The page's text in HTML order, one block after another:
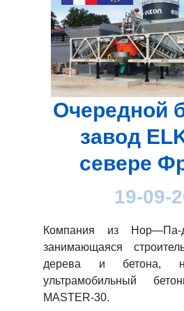
Очередной
завод
севере
19-09-
Компания из Нор—Па-
занимающаяся
дерева и бетона,
ультрамобильный
MASTER-30.